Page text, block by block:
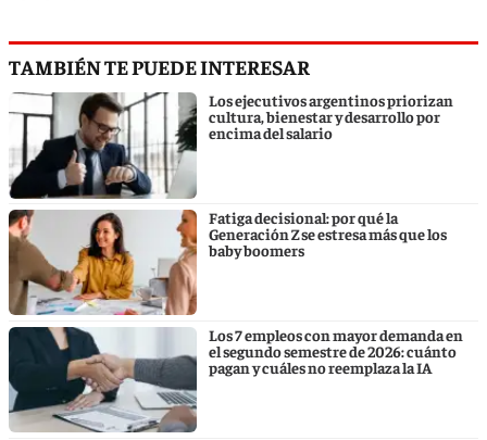
TAMBIÉN TE PUEDE INTERESAR
Los ejecutivos argentinos priorizan
cultura, bienestar y desarrollo por
encima del salario
Fatiga decisional: por qué la
Generación Z se estresa más que los
baby boomers
Los 7 empleos con mayor demanda en
el segundo semestre de 2026: cuánto
pagan y cuáles no reemplaza la IA